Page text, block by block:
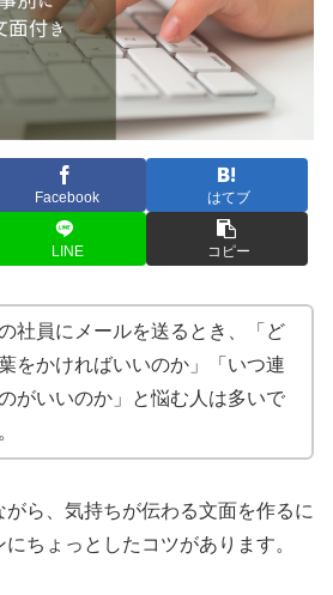
Facebook はてブ
LINE コピー
社員にメールを送るとき、「ど
をかければいいのか」「いつ連
がいいのか」と悩む人は多いで
ら、気持ちが伝わる文面を作るに
ちょっとしたコツがあります。